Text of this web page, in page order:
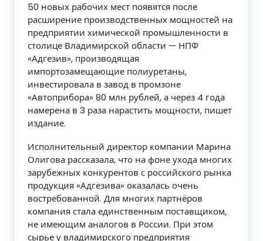
50 новых рабочих мест появятся после
расширение производственных мощностей на
предприятии химической промышленности в
столице Владимирской области — НПФ
«Адгезив», производящая
импортозамещающие полиуретаны,
инвестировала в завод в промзоне
«Автоприбора» 80 млн рублей, а через 4 года
намерена в 3 раза нарастить мощности, пишет
издание.
Исполнительный директор компании Марина
Олигова рассказала, что на фоне ухода многих
зарубежных конкурентов с российского рынка
продукция «Адгезива» оказалась очень
востребованной. Для многих партнёров
компания стала единственным поставщиком,
не имеющим аналогов в России. При этом
сырье у владимирского предприятия